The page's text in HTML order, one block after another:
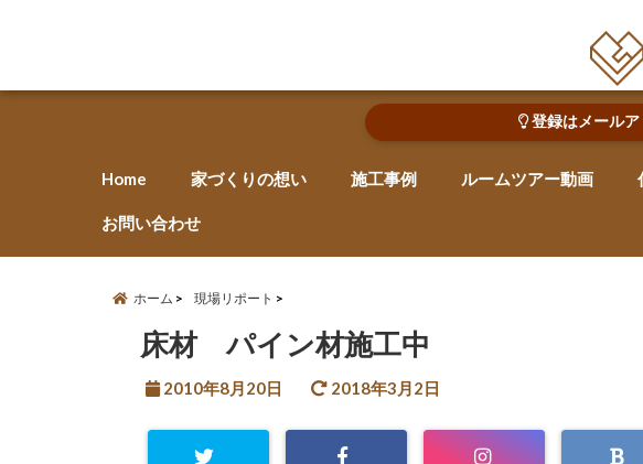
登録はメールア
Home 家づくりの想い 施工事例 ルームツアー動画
お問い合わせ
ホーム 現場リポート
床材 パイン材施工中
2010年8月20日 2018年3月2日